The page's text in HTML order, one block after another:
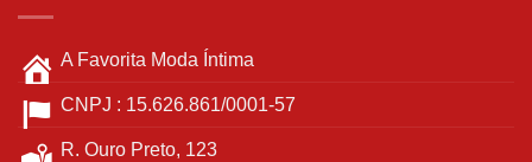
página
produto
A Favorita Moda Íntima
CNPJ : 15.626.861/0001-57
R. Ouro Preto, 123